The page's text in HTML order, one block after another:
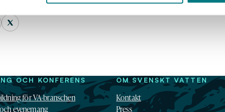
efter omarbetning för köp eller gratis nedladdning
OCH KONFERENS
för VA-branschen
evenemang
OM SVENSKT VATTEN
Kontakt
Press